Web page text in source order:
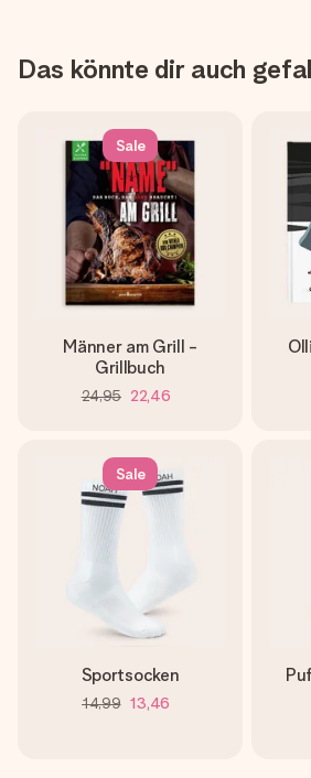
Das könnte dir auch
Sale
Männer am Grill -
Grillbuch
24,95 22,46
Sale
Sportsocken
14,99 13,46